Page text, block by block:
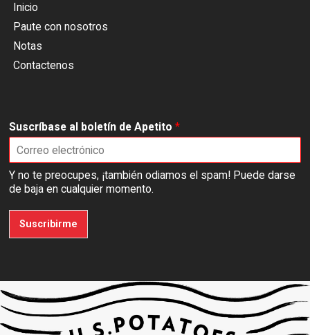
Inicio
Paute con nosotros
Notas
Contactenos
Suscríbase al boletín de Apetito *
Y no te preocupes, ¡también odiamos el spam! Puede darse
de baja en cualquier momento.
Suscribirme